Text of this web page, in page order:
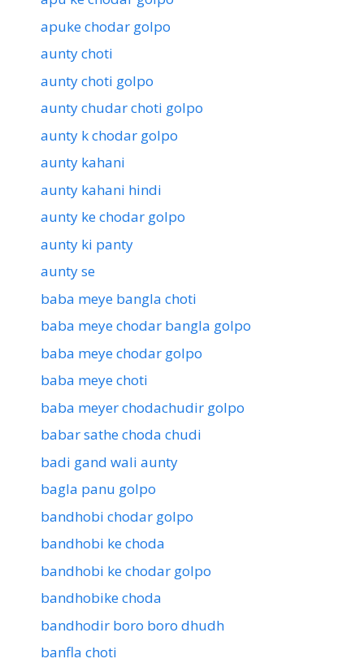
apuke chodar golpo
aunty choti
aunty choti golpo
aunty chudar choti golpo
aunty k chodar golpo
aunty kahani
aunty kahani hindi
aunty ke chodar golpo
aunty ki panty
aunty se
baba meye bangla choti
baba meye chodar bangla golpo
baba meye chodar golpo
baba meye choti
baba meyer chodachudir golpo
babar sathe choda chudi
badi gand wali aunty
bagla panu golpo
bandhobi chodar golpo
bandhobi ke choda
bandhobi ke chodar golpo
bandhobike choda
bandhodir boro boro dhudh
banfla choti